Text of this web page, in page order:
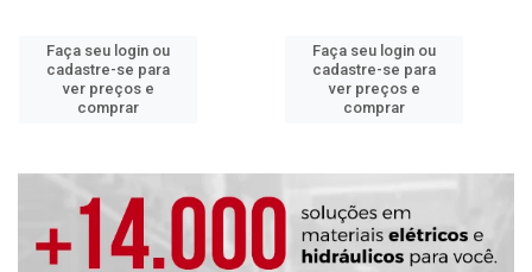
Faça seu login ou
cadastre-se para
ver preços e
comprar
Faça seu login ou
cadastre-se para
ver preços e
comprar